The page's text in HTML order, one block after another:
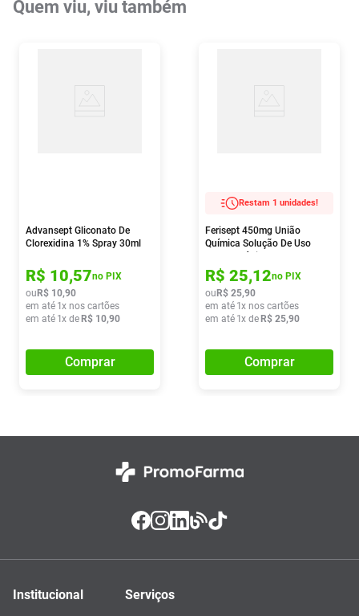
Quem viu, viu também
Advansept Gliconato De
Clorexidina 1% Spray 30ml
R$ 10,57no PIX
ou R$ 10,90
em até 1x nos cartões
em até 1x de R$ 10,90
Comprar
Restam 1 unidades!
Ferisept 450mg União
Química Solução De Uso
R$ 25,12no PIX
ou R$ 25,90
em até 1x nos cartões
em até 1x de R$ 25,90
Comprar
Institucional Serviços